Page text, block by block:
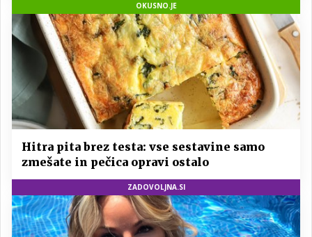
OKUSNO.JE
Hitra pita brez testa: vse sestavine samo
zmešate in pečica opravi ostalo
ZADOVOLJNA.SI